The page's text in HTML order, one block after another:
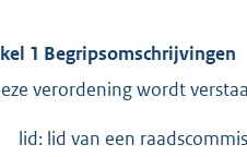
1 Begripsomschrijvingen
verordening wordt
lid: lid van een